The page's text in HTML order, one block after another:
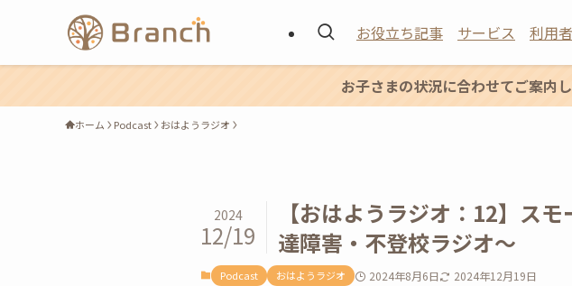
お役立ち記事 サービス 利用
お子さまの状況に合わせてご案内
ホーム Podcast おはようラジオ
【おはようラジオ：12】ス
達障害・不登校ラジオ〜
2024
12/19
Podcast おはようラジオ 2024年8月6日 2024年12月19日